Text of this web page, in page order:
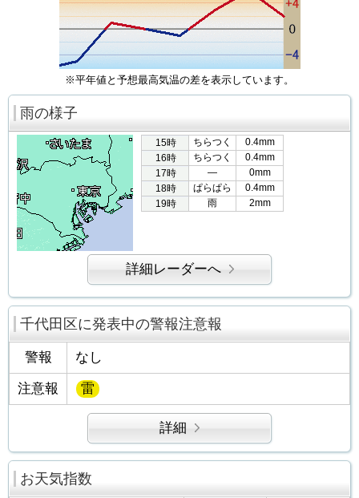
※平年値と予想最高気温の差を表示しています。
雨の様子
15時 ちらつく
0.4mm
16時
ちらつく
0.4mm
17時
―
0mm
18時
ぱらぱら
0.4mm
19時
雨 2mm
詳細レーダーへ
千代田区に発表中の警報注意報
警報 なし
注意報 雷
詳細
お天気指数